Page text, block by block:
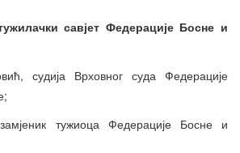
савјет Федерације Босне и
судија Врховног суда Федерације
тужиоца Федерације Босне и